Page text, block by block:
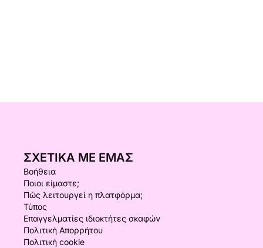
ΣΧΕΤΙΚΆ ΜΕ ΕΜΆΣ
Βοήθεια
Ποιοι είμαστε;
Πώς λειτουργεί η πλατφόρμα;
Τύπος
Επαγγελματίες ιδιοκτήτες σκαφών
Πολιτική Απορρήτου
Πολιτική cookie